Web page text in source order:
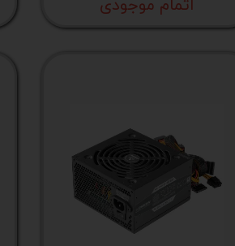
اتمام موجودی